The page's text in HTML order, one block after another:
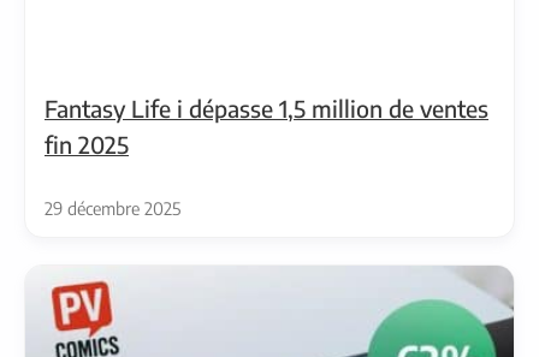
Fantasy Life i dépasse 1,5 million de ventes
fin 2025
29 décembre 2025